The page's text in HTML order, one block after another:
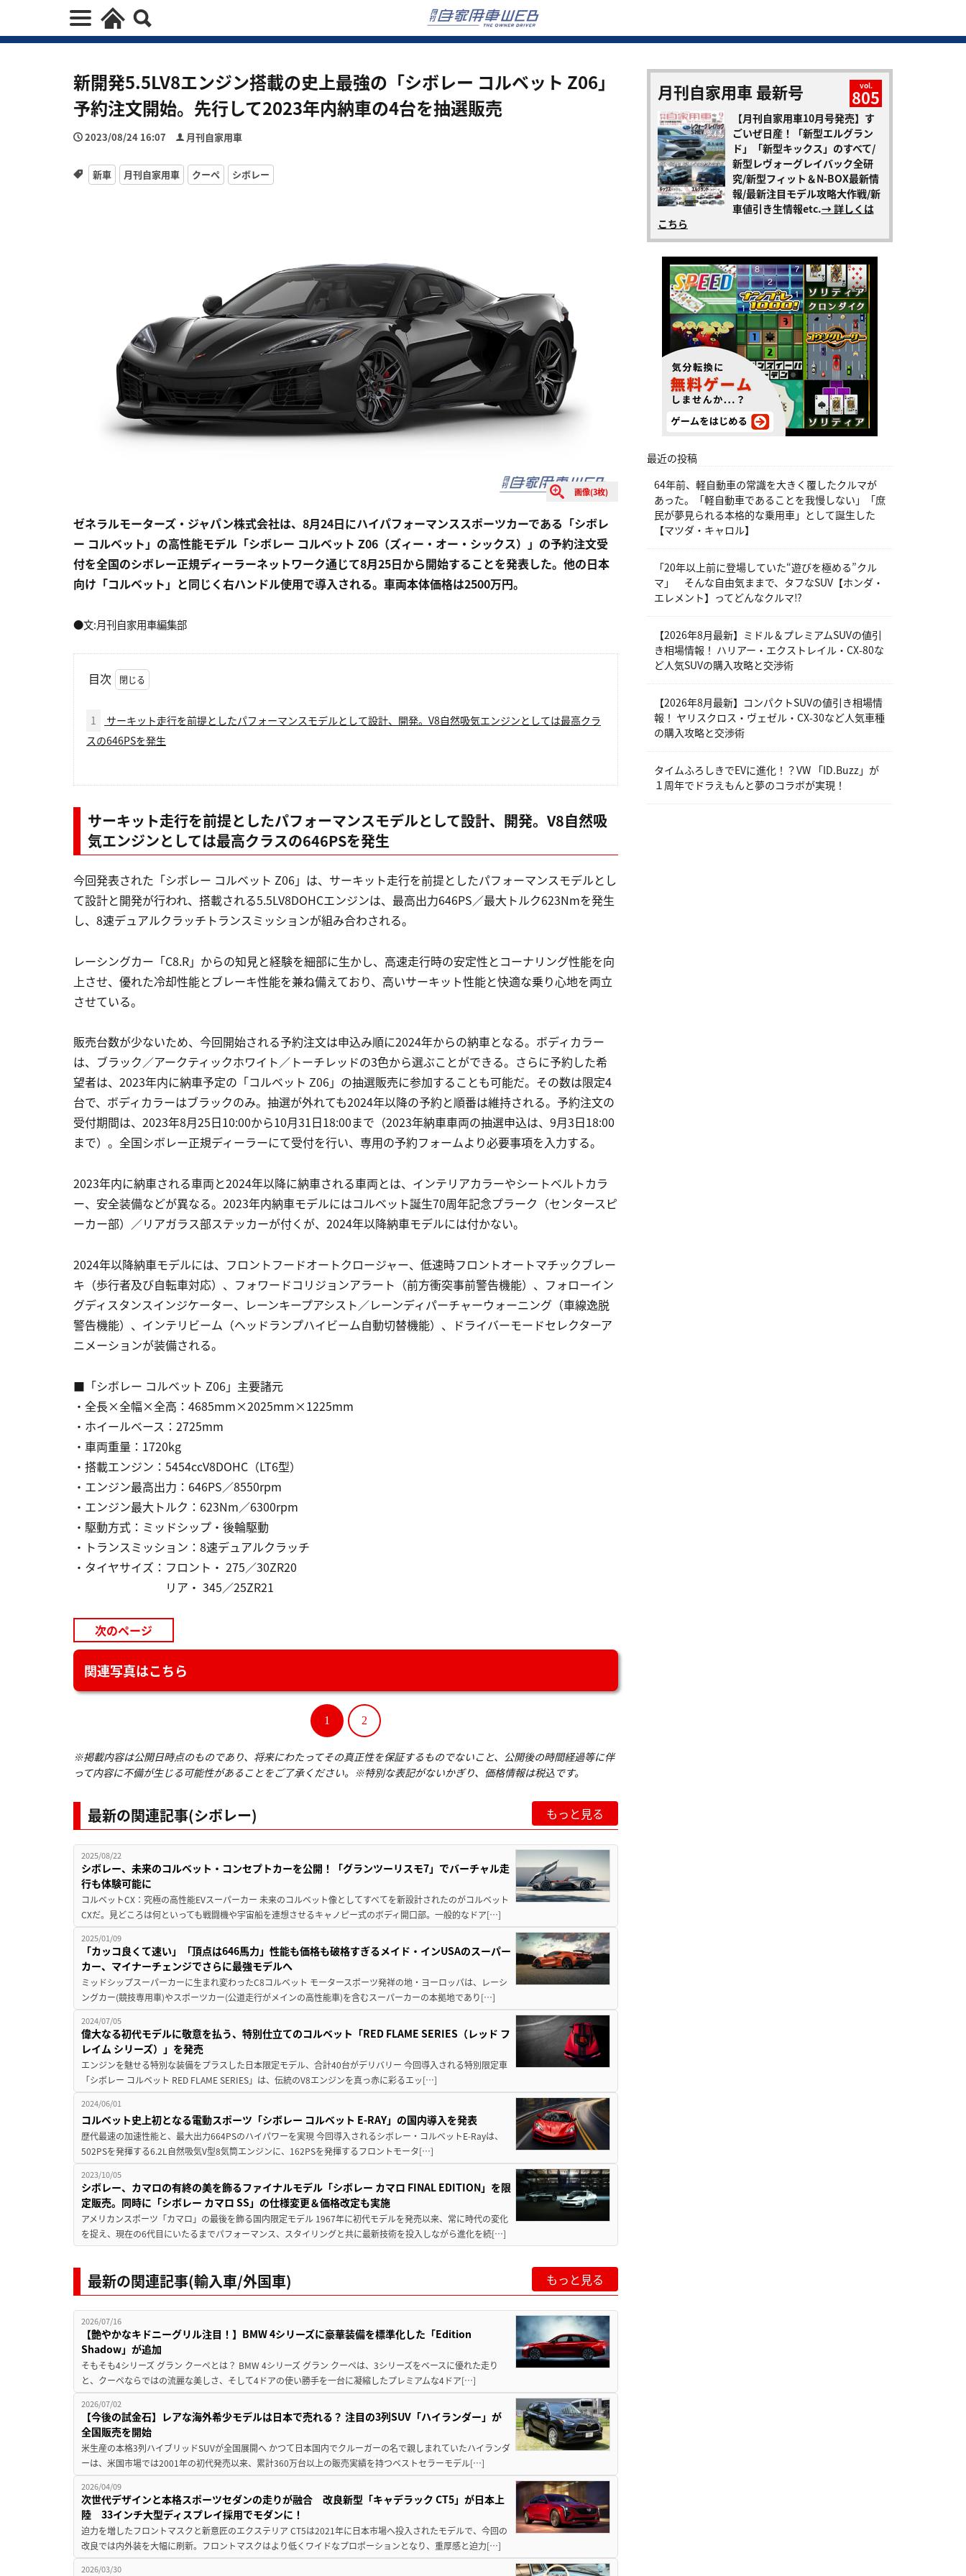
新開発5.5LV8エンジン搭載の史上最強の「シボレー コルベット Z06」
予約注文開始。先行して2023年内納車の4台を抽選販売
2023/08/24 16:07 月刊自家用車
新車 月刊自家用車 クーペ シボレー
画像(3枚)
ゼネラルモーターズ・ジャパン株式会社は、8月24日にハイパフォーマンススポーツカーである「シボレ
ー コルベット」の高性能モデル「シボレー コルベット Z06（ズィー・オー・シックス）」の予約注文受
付を全国のシボレー正規ディーラーネットワーク通じて8月25日から開始することを発表した。他の日本
向け「コルベット」と同じく右ハンドル使用で導入される。車両本体価格は2500万円。
●文:月刊自家用車編集部
目次
1
サーキット走行を前提としたパフォーマンスモデルとして設計、開発。V8自然吸気エンジンとしては最高クラ
スの646PSを発生
サーキット走行を前提としたパフォーマンスモデルとして設計、開発。V8自然吸
気エンジンとしては最高クラスの646PSを発生
今回発表された「シボレー コルベット Z06」は、サーキット走行を前提としたパフォーマンスモデルとし
て設計と開発が行われ、搭載される5.5LV8DOHCエンジンは、最高出力646PS／最大トルク623Nmを発生
し、8速デュアルクラッチトランスミッションが組み合わされる。
レーシングカー「C8.R」からの知見と経験を細部に生かし、高速走行時の安定性とコーナリング性能を向
上させ、優れた冷却性能とブレーキ性能を兼ね備えており、高いサーキット性能と快適な乗り心地を両立
させている。
販売台数が少ないため、今回開始される予約注文は申込み順に2024年からの納車となる。ボディカラー
は、ブラック／アークティックホワイト／トーチレッドの3色から選ぶことができる。さらに予約した希
望者は、2023年内に納車予定の「コルベット Z06」の抽選販売に参加することも可能だ。その数は限定4
台で、ボディカラーはブラックのみ。抽選が外れても2024年以降の予約と順番は維持される。予約注文の
受付期間は、2023年8月25日10:00から10月31日18:00まで（2023年納車車両の抽選申込は、9月3日18:00
まで）。全国シボレー正規ディーラーにて受付を行い、専用の予約フォームより必要事項を入力する。
2023年内に納車される車両と2024年以降に納車される車両とは、インテリアカラーやシートベルトカラ
ー、安全装備などが異なる。2023年内納車モデルにはコルベット誕生70周年記念プラーク（センタースピ
ーカー部）／リアガラス部ステッカーが付くが、2024年以降納車モデルには付かない。
2024年以降納車モデルには、フロントフードオートクロージャー、低速時フロントオートマチックブレー
キ（歩行者及び自転車対応）、フォワードコリジョンアラート（前方衝突事前警告機能）、フォローイン
グディスタンスインジケーター、レーンキープアシスト／レーンディパーチャーウォーニング（車線逸脱
警告機能）、インテリビーム（ヘッドランプハイビーム自動切替機能）、ドライバーモードセレクターア
ニメーションが装備される。
■「シボレー コルベット Z06」主要諸元
・全長×全幅×全高：4685mm×2025mm×1225mm
・ホイールベース：2725mm
・車両重量：1720kg
・搭載エンジン：5454ccV8DOHC（LT6型）
・エンジン最高出力：646PS／8550rpm
・エンジン最大トルク：623Nm／6300rpm
・駆動方式：ミッドシップ・後輪駆動
・トランスミッション：8速デュアルクラッチ
・タイヤサイズ：フロント・ 275／30ZR20
リア・ 345／25ZR21
次のページ
関連写真はこちら
1 2
※掲載内容は公開日時点のものであり、将来にわたってその真正性を保証するものでないこと、公開後の時間経過等に伴
って内容に不備が生じる可能性があることをご了承ください。※特別な表記がないかぎり、価格情報は税込です。
最新の関連記事(シボレー) もっと見る
2025/08/22
シボレー、未来のコルベット・コンセプトカーを公開！「グランツーリスモ7」でバーチャル走
行も体験可能に
コルベットCX：究極の高性能EVスーパーカー 未来のコルベット像としてすべてを新設計されたのがコルベット
CXだ。見どころは何といっても戦闘機や宇宙船を連想させるキャノピー式のボディ開口部。一般的なドア[…]
2025/01/09
「カッコ良くて速い」「頂点は646馬力」性能も価格も破格すぎるメイド・インUSAのスーパー
カー、マイナーチェンジでさらに最強モデルへ
ミッドシップスーパーカーに生まれ変わったC8コルベット モータースポーツ発祥の地・ヨーロッパは、レーシ
ングカー(競技専用車)やスポーツカー(公道走行がメインの高性能車)を含むスーパーカーの本拠地であり[…]
2024/07/05
偉大なる初代モデルに敬意を払う、特別仕立てのコルベット「RED FLAME SERIES（レッド フ
レイム シリーズ）」を発売
エンジンを魅せる特別な装備をプラスした日本限定モデル、合計40台がデリバリー 今回導入される特別限定車
「シボレー コルベット RED FLAME SERIES」は、伝統のV8エンジンを真っ赤に彩るエッ[…]
2024/06/01
コルベット史上初となる電動スポーツ「シボレー コルベット E-RAY」の国内導入を発表
歴代最速の加速性能と、最大出力664PSのハイパワーを実現 今回導入されるシボレー・コルベットE-Rayは、
502PSを発揮する6.2L自然吸気V型8気筒エンジンに、162PSを発揮するフロントモータ[…]
2023/10/05
シボレー、カマロの有終の美を飾るファイナルモデル「シボレー カマロ FINAL EDITION」を限
定販売。同時に「シボレー カマロ SS」の仕様変更＆価格改定も実施
アメリカンスポーツ「カマロ」の最後を飾る国内限定モデル 1967年に初代モデルを発売以来、常に時代の変化
を捉え、現在の6代目にいたるまでパフォーマンス、スタイリングと共に最新技術を投入しながら進化を続[…]
最新の関連記事(輸入車/外国車) もっと見る
2026/07/16
【艶やかなキドニーグリル注目！】BMW 4シリーズに豪華装備を標準化した「Edition
Shadow」が追加
そもそも4シリーズ グラン クーペとは？ BMW 4シリーズ グラン クーペは、3シリーズをベースに優れた走り
と、クーペならではの流麗な美しさ、そして4ドアの使い勝手を一台に凝縮したプレミアムな4ドア[…]
2026/07/02
【今後の試金石】レアな海外希少モデルは日本で売れる？ 注目の3列SUV「ハイランダー」が
全国販売を開始
米生産の本格3列ハイブリッドSUVが全国展開へ かつて日本国内でクルーガーの名で親しまれていたハイランダ
ーは、米国市場では2001年の初代発売以来、累計360万台以上の販売実績を持つベストセラーモデル[…]
2026/04/09
次世代デザインと本格スポーツセダンの走りが融合 改良新型「キャデラック CT5」が日本上
陸 33インチ大型ディスプレイ採用でモダンに！
迫力を増したフロントマスクと新意匠のエクステリア CT5は2021年に日本市場へ投入されたモデルで、今回の
改良では内外装を大幅に刷新。フロントマスクはより低くワイドなプロポーションとなり、重厚感と迫力[…]
2026/03/30
月刊自家用車 最新号 vol.
805
【月刊自家用車10月号発売】す
ごいぜ日産！「新型エルグラン
ド」「新型キックス」のすべて/
新型レヴォーグレイバック全研
究/新型フィット＆N-BOX最新情
報/最新注目モデル攻略大作戦/新
車値引き生情報etc.→ 詳しくは
こちら
最近の投稿
64年前、軽自動車の常識を大きく覆したクルマが
あった。「軽自動車であることを我慢しない」「庶
民が夢見られる本格的な乗用車」として誕生した
【マツダ・キャロル】
「20年以上前に登場していた“遊びを極める”クル
マ」 そんな自由気ままで、タフなSUV【ホンダ・
エレメント】ってどんなクルマ⁉︎
【2026年8月最新】ミドル＆プレミアムSUVの値引
き相場情報！ ハリアー・エクストレイル・CX-80な
ど人気SUVの購入攻略と交渉術
【2026年8月最新】コンパクトSUVの値引き相場情
報！ ヤリスクロス・ヴェゼル・CX-30など人気車種
の購入攻略と交渉術
タイムふろしきでEVに進化！？VW 「ID.Buzz」が
１周年でドラえもんと夢のコラボが実現！